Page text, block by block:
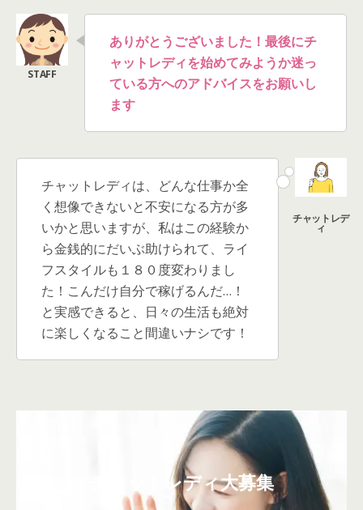
ありがとうございました！ 最後にチ
ャットレディを始めてみようか迷っ
ている方へのアドバイスをお願いし
ます
チャットレディは、どんな仕事か全
く想像できないと不安になる方が多
いかと思いますが、私はこの経験か
ら金銭的にだいぶ助けられて、ライ
フスタイルも１８０度変わりまし
た！こんだけ自分で稼げるんだ…！
と実感できると、日々の生活も絶対
に楽しくなること間違いナシです！
チャットレディ大募集